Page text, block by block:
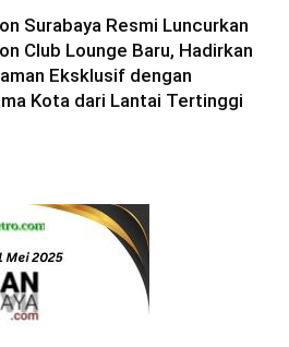
Surabaya Resmi Luncurkan
Club Lounge Baru, Hadirkan
Eksklusif dengan
Kota dari Lantai Tertinggi